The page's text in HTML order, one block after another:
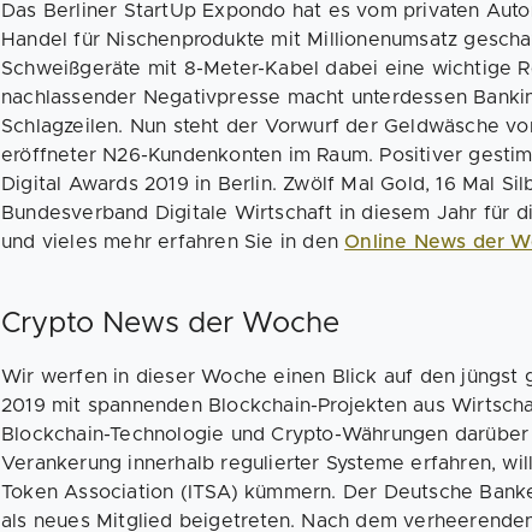
Das Berliner StartUp Expondo hat es vom privaten
Handel für Nischenprodukte mit Millionenumsatz
Schweißgeräte mit 8-Meter-Kabel dabei eine wichtige
nachlassender Negativpresse macht unterdessen
Schlagzeilen. Nun steht der Vorwurf der Geldwäsche
eröffneter N26-Kundenkonten im Raum. Positiver
Digital Awards 2019 in Berlin. Zwölf Mal Gold, 16 Mal
Bundesverband Digitale Wirtschaft in diesem Jahr für
und vieles mehr erfahren Sie in denOnline News der
Crypto News der Woche
Wir werfen in dieser Woche einen Blick auf den jüngst
2019 mit spannenden Blockchain-Projekten aus
Blockchain-Technologie und Crypto-Währungen
Verankerung innerhalb regulierter Systeme erfahren,
Token Association (ITSA) kümmern. Der Deutsche
als neues Mitglied beigetreten. Nach dem